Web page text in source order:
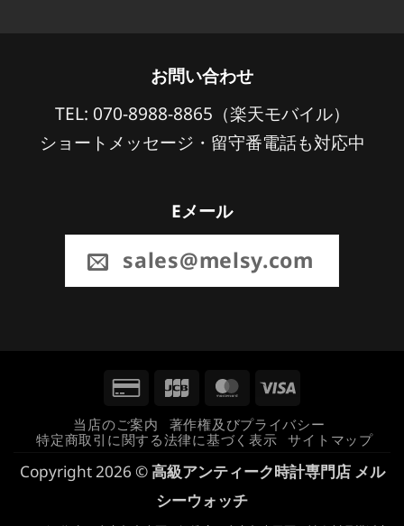
お問い合わせ
TEL: 070-8988-8865（楽天モバイル）
ショートメッセージ・留守番電話も対応中
Eメール
sales@melsy.com
Credit
Card
2
JCB MasterCard
Visa
当店のご案内
著作権及びプライバシー
特定商取引に関する法律に基づく表示
サイトマップ
Copyright 2026 ©高級アンティーク時計専門店 メル
シーウォッチ